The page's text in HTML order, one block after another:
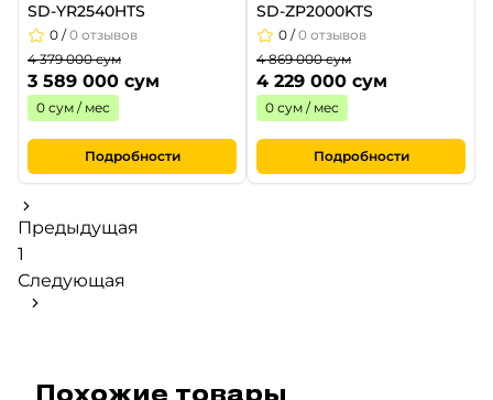
SD-YR2540HTS
0 /0 отзывов
4 379 000 сум
3 589 000 сум
0 сум / мес
Подробности
SD-ZP2000KTS
0 /0 отзывов
4 869 000 сум
4 229 000 сум
0 сум / мес
Подробности
Предыдущая
1
Следующая
Похожие товары